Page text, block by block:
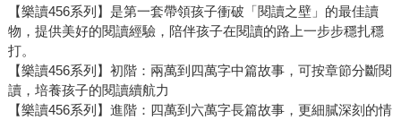
【樂讀456系列】是第一套帶領孩子衝破「閱讀之壁」的最佳讀
物，提供美好的閱讀經驗，陪伴孩子在閱讀的路上一步步穩扎穩
打。
【樂讀456系列】初階：兩萬到四萬字中篇故事，可按章節分斷閱
讀，培養孩子的閱讀續航力
【樂讀456系列】進階：四萬到六萬字長篇故事，更細膩深刻的情